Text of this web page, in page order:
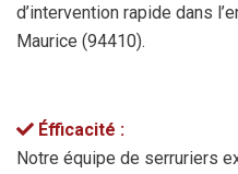
d’intervention rapide dans
Maurice (94410).
Éfficacité :
Notre équipe de serruriers